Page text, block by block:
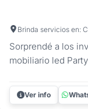
Brinda servicios en:
Sorprendé a los
mobiliario led
nueva tendencia
comodidad para ti
Ver info